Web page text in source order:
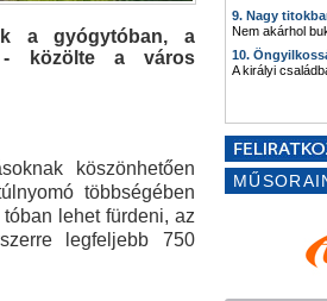
a gyógytóban, a
- közölte a város
köszönhetően
többségében
lehet fürdeni, az
legfeljebb 750
9. Nagy
Nem akárhol
10.
A királyi